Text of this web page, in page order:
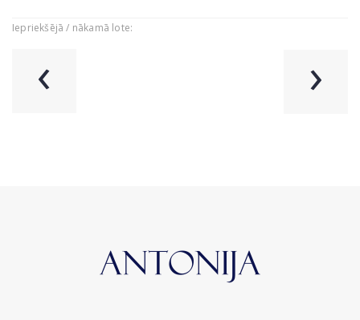
Iepriekšējā / nākamā lote:
‹ ›